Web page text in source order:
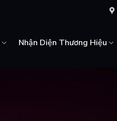
Nhận Diện Thương Hiệu